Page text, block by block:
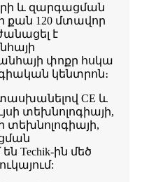
և զարգացման
քան 120 մտավոր
է
փոքր հսկա
կենտրոն։
CE և
տեխնոլոգիայի,
տեխնոլոգիայի,
Techik-ին մեծ